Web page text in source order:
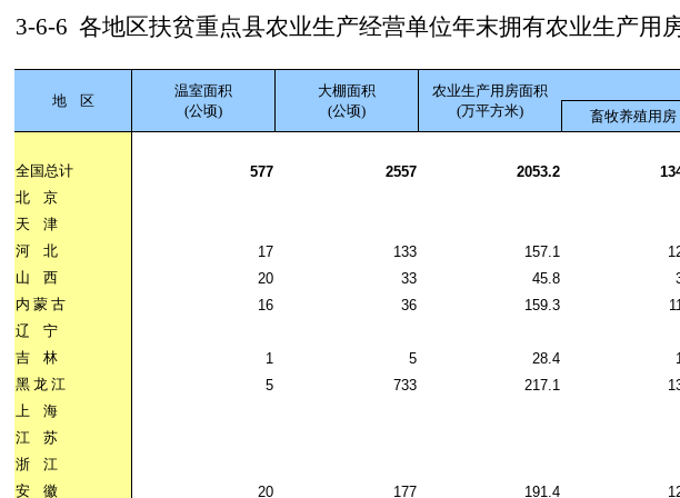
3-6-6 各地区扶贫重点县农业生产经营单位年末拥有农业生产用
地 区
温室面积
(公顷)
大棚面积
(公顷)
农业生产用房面积
(万平方米)
畜牧养殖用房
全国总计 577 2557 2053.2
北
京
天
津
河
北 17 133 157.1
山
西 20 33 45.8
内 蒙 古 16 36 159.3
辽
宁
吉
林 1 5 28.4
黑 龙 江 5 733 217.1
上
海
江
苏
浙
江
安
徽 20 177 191.4